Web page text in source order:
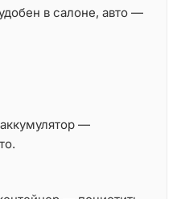
в салоне, авто —
—